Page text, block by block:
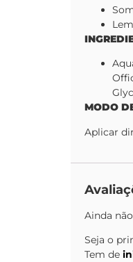
MODO
Aplicar
Ainda
Seja o
Tem de